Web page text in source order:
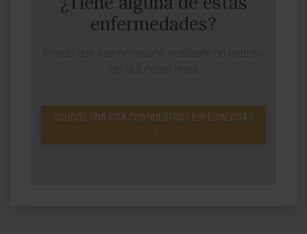
enfermedades?
SOLICITE UNA CITA CON NUESTROS ESPECIALISTAS